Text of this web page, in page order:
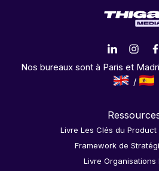
Nos bureaux sont à Paris et
Livre Les Clés du
Framework de
Livre Organisations